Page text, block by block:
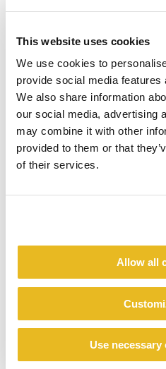
This website uses cookies
We use cookies to
provide social media
We also share information
our social media, advertising
may combine it with other
provided to them or that
of their services.
Allow all
Use